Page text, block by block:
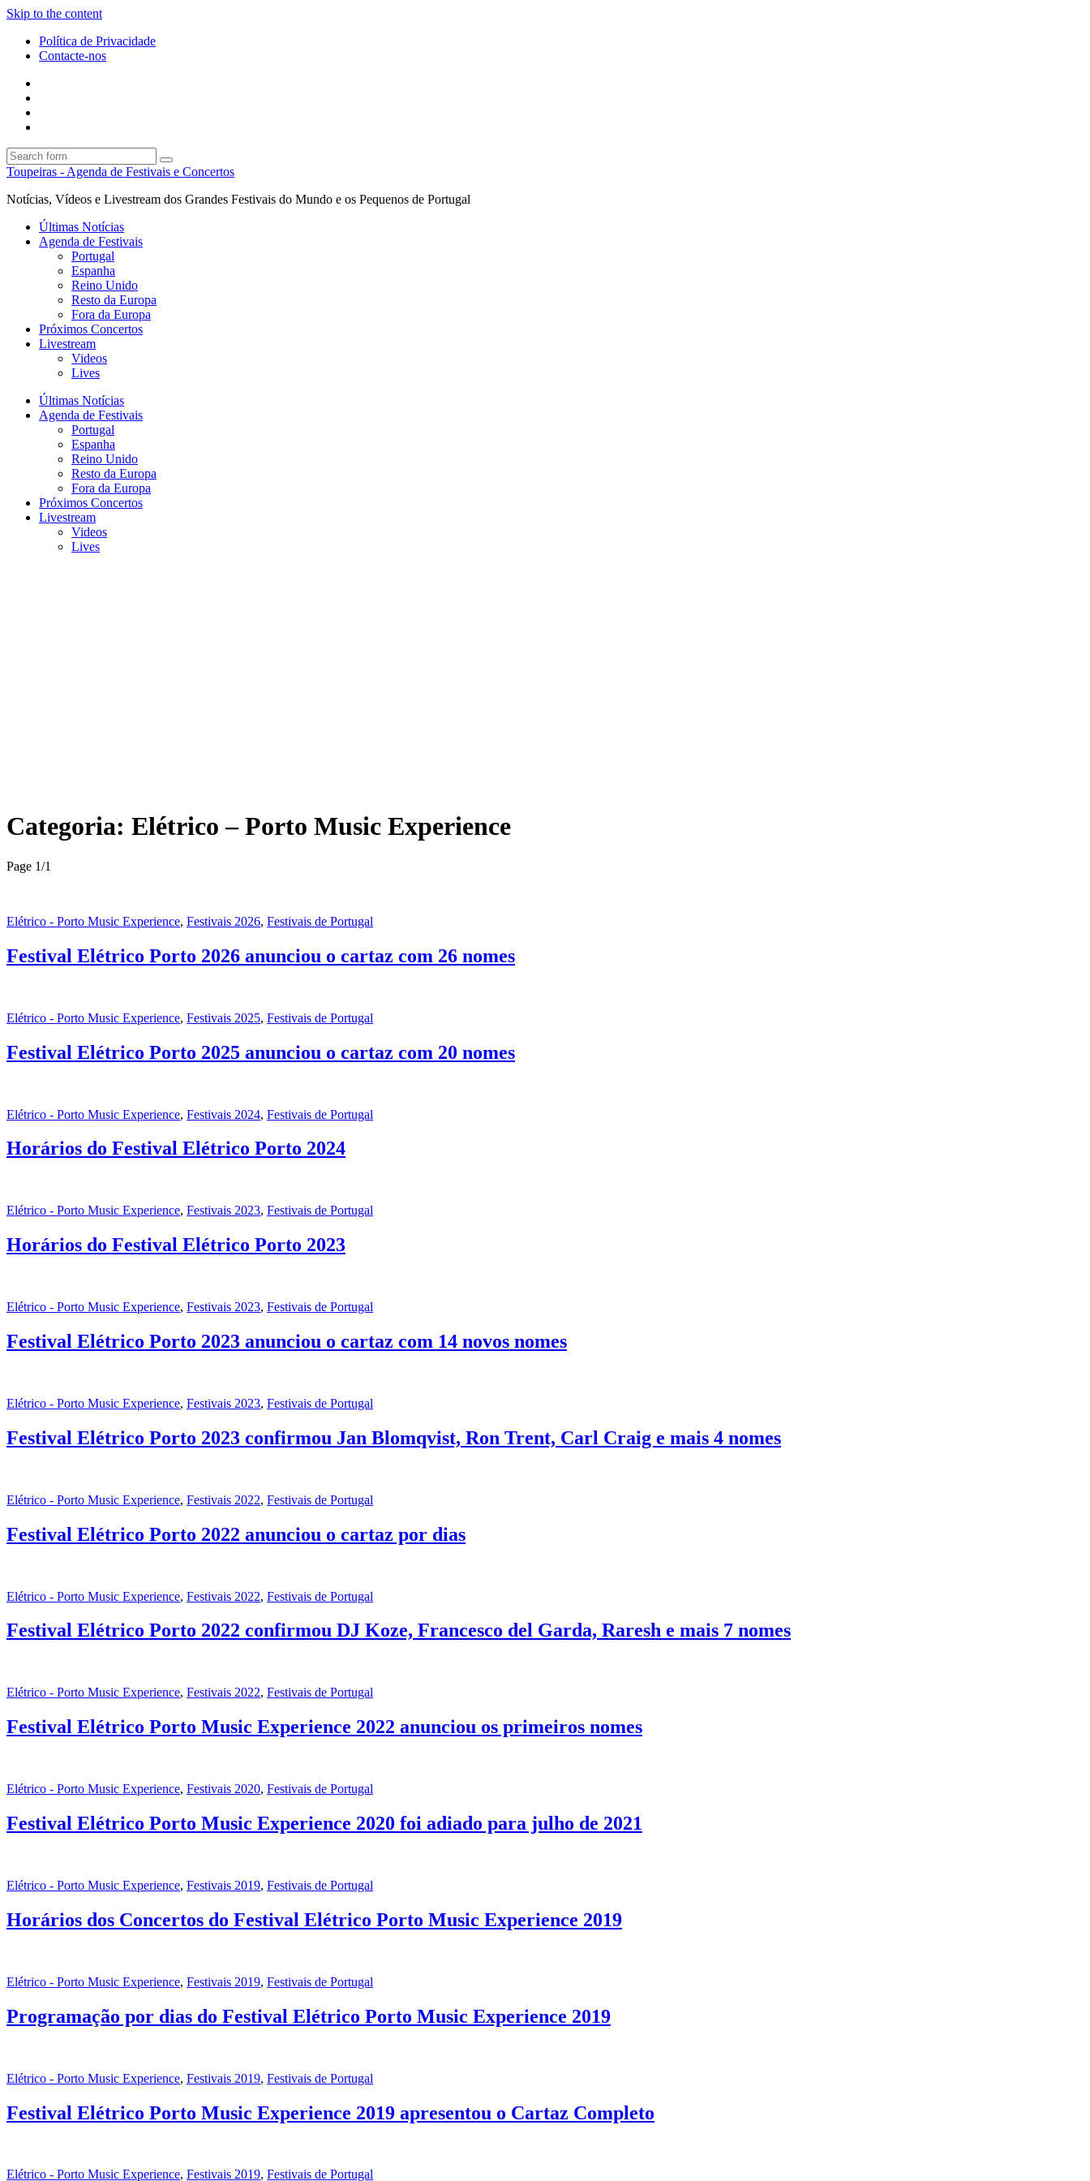
Skip to the content
Política de Privacidade
Contacte-nos
Search
Toupeiras - Agenda de Festivais e Concertos
Notícias, Vídeos e Livestream dos Grandes Festivais do Mundo e os Pequenos de Portugal
Últimas Notícias
Agenda de Festivais
Portugal
Espanha
Reino Unido
Resto da Europa
Fora da Europa
Próximos Concertos
Livestream
Videos
Lives
Últimas Notícias
Agenda de Festivais
Portugal
Espanha
Reino Unido
Resto da Europa
Fora da Europa
Próximos Concertos
Livestream
Videos
Lives
Categoria: Elétrico – Porto Music Experience
Page 1/1
Elétrico - Porto Music Experience, Festivais 2026, Festivais de Portugal
Festival Elétrico Porto 2026 anunciou o cartaz com 26 nomes
Elétrico - Porto Music Experience, Festivais 2025, Festivais de Portugal
Festival Elétrico Porto 2025 anunciou o cartaz com 20 nomes
Elétrico - Porto Music Experience, Festivais 2024, Festivais de Portugal
Horários do Festival Elétrico Porto 2024
Elétrico - Porto Music Experience, Festivais 2023, Festivais de Portugal
Horários do Festival Elétrico Porto 2023
Elétrico - Porto Music Experience, Festivais 2023, Festivais de Portugal
Festival Elétrico Porto 2023 anunciou o cartaz com 14 novos nomes
Elétrico - Porto Music Experience, Festivais 2023, Festivais de Portugal
Festival Elétrico Porto 2023 confirmou Jan Blomqvist, Ron Trent, Carl Craig e mais 4 nomes
Elétrico - Porto Music Experience, Festivais 2022, Festivais de Portugal
Festival Elétrico Porto 2022 anunciou o cartaz por dias
Elétrico - Porto Music Experience, Festivais 2022, Festivais de Portugal
Festival Elétrico Porto 2022 confirmou DJ Koze, Francesco del Garda, Raresh e mais 7 nomes
Elétrico - Porto Music Experience, Festivais 2022, Festivais de Portugal
Festival Elétrico Porto Music Experience 2022 anunciou os primeiros nomes
Elétrico - Porto Music Experience, Festivais 2020, Festivais de Portugal
Festival Elétrico Porto Music Experience 2020 foi adiado para julho de 2021
Elétrico - Porto Music Experience, Festivais 2019, Festivais de Portugal
Horários dos Concertos do Festival Elétrico Porto Music Experience 2019
Elétrico - Porto Music Experience, Festivais 2019, Festivais de Portugal
Programação por dias do Festival Elétrico Porto Music Experience 2019
Elétrico - Porto Music Experience, Festivais 2019, Festivais de Portugal
Festival Elétrico Porto Music Experience 2019 apresentou o Cartaz Completo
Elétrico - Porto Music Experience, Festivais 2019, Festivais de Portugal